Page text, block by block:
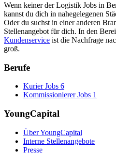
Wenn keiner der Logistik Jobs in
kannst du dich in nahegelegenen
Oder du suchst in einer anderen
Stellenangebot für dich. In den
Kundenservice ist die Nachfrage
groß.
Berufe
Kurier Jobs 6
Kommissionierer Jobs 1
YoungCapital
Über YoungCapital
Interne Stellenangebote
Presse